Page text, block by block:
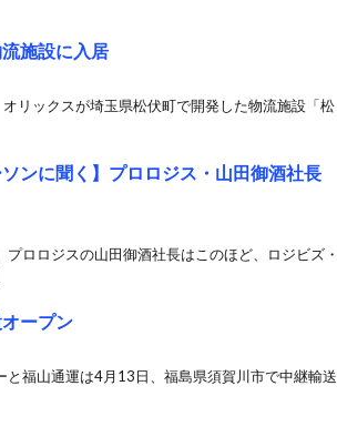
施設に入居
リックスが埼玉県松伏町で開発した物流施設「松
ンに聞く】プロロジス・山田御酒社長
ロロジスの山田御酒社長はこのほど、ロジビズ・
ープン
福山通運は4月13日、福島県須賀川市で中継輸送